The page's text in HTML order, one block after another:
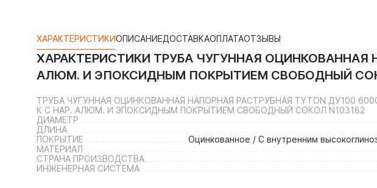
ХАРАКТЕРИСТИКИОПИСАНИЕДОСТАВКАОПЛАТАОТЗЫВЫ
ХАРАКТЕРИСТИКИ ТРУБА ЧУГУННАЯ ОЦИНКОВАННАЯ
АЛЮМ. И ЭПОКСИДНЫМ ПОКРЫТИЕМ СВОБОДНЫЙ
ТРУБА ЧУГУННАЯ ОЦИНКОВАННАЯ НАПОРНАЯ РАСТРУБНАЯ TYTON ДУ100
К С НАР. АЛЮМ. И ЭПОКСИДНЫМ ПОКРЫТИЕМ СВОБОДНЫЙ СОКОЛ N103182
ДИАМЕТР
ДЛИНА
ПОКРЫТИЕ
Оцинкованное / С внутренним
МАТЕРИАЛ
СТРАНА ПРОИЗВОДСТВА
ИНЖЕНЕРНАЯ СИСТЕМА